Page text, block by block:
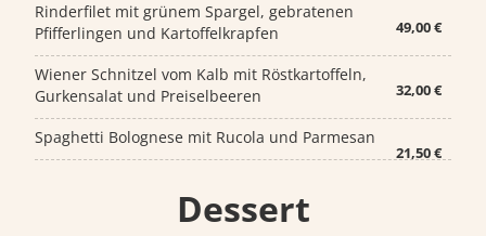
49,00 €
Rinderfilet mit grünem Spargel, gebratenen
Pfifferlingen und Kartoffelkrapfen
32,00 €
Wiener Schnitzel vom Kalb mit Röstkartoffeln,
Gurkensalat und Preiselbeeren
21,50 €
Spaghetti Bolognese mit Rucola und Parmesan
Dessert